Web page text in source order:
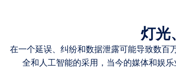
灯光
在一个延误、纠纷和数据泄露可能导致数百
全和人工智能的采用，当今的媒体和娱